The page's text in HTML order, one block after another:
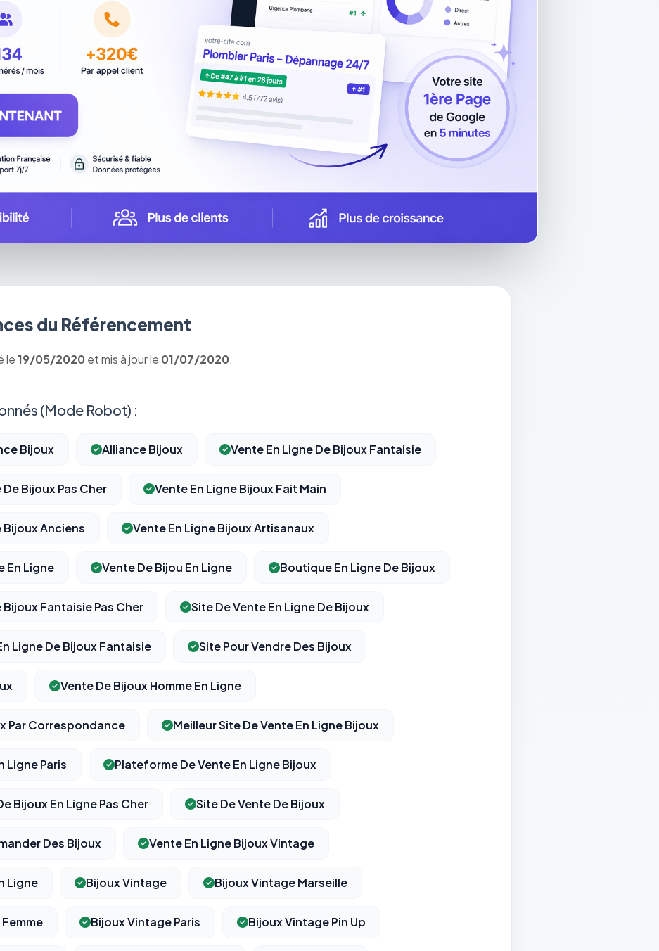
du Référencement
le19/05/2020 et mis à jour le 01/07/2020.
(Mode Robot) :
Bijoux Alliance Bijoux Vente En Ligne De Bijoux Fantaisie
Bijoux Pas Cher Vente En Ligne Bijoux Fait Main
Bijoux Anciens Vente En Ligne Bijoux Artisanaux
En Ligne Vente De Bijou En Ligne Boutique En Ligne De Bijoux
Bijoux Fantaisie Pas Cher Site De Vente En Ligne De Bijoux
Ligne De Bijoux Fantaisie Site Pour Vendre Des Bijoux
Vente De Bijoux Homme En Ligne
Par Correspondance Meilleur Site De Vente En Ligne Bijoux
Ligne Paris Plateforme De Vente En Ligne Bijoux
Bijoux En Ligne Pas Cher Site De Vente De Bijoux
Des Bijoux Vente En Ligne Bijoux Vintage
Ligne Bijoux Vintage Bijoux Vintage Marseille
Bijoux Vintage Paris Bijoux Vintage Pin Up
Cookies essentiels TOUJOURS ACTIF
pas être désactivés.
Cookies analytiques
(pages visitées, durée de visite) pour l'améliorer. Données
anonymisées via Google Analytics.